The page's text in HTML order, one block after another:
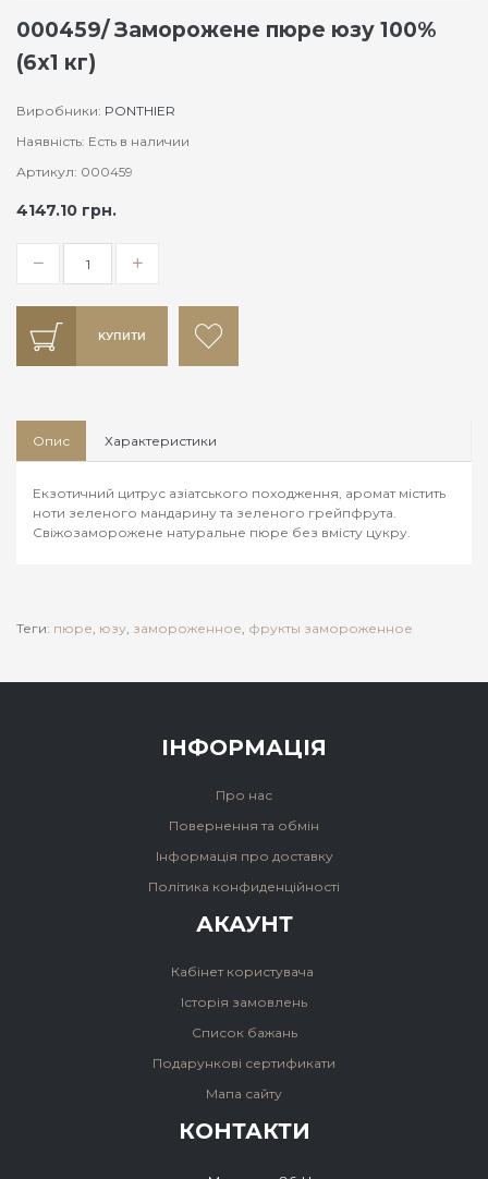
000459/ Заморожене пюре юзу 100%
(6х1 кг)
Виробники: PONTHIER
Наявність: Есть в наличии
Артикул: 000459
4147.10 грн.
КУПИТИ
Опис Характеристики
Екзотичний цитрус азіатського походження, аромат містить
ноти зеленого мандарину та зеленого грейпфрута.
Свіжозаморожене натуральне пюре без вмісту цукру.
Теги: пюре, юзу, замороженное, фрукты замороженное
ІНФОРМАЦІЯ
Про нас
Повернення та обмін
Інформація про доставку
Політика конфиденційності
АКАУНТ
Кабінет користувача
Історія замовлень
Список бажань
Подарункові сертификати
Мапа сайту
КОНТАКТИ